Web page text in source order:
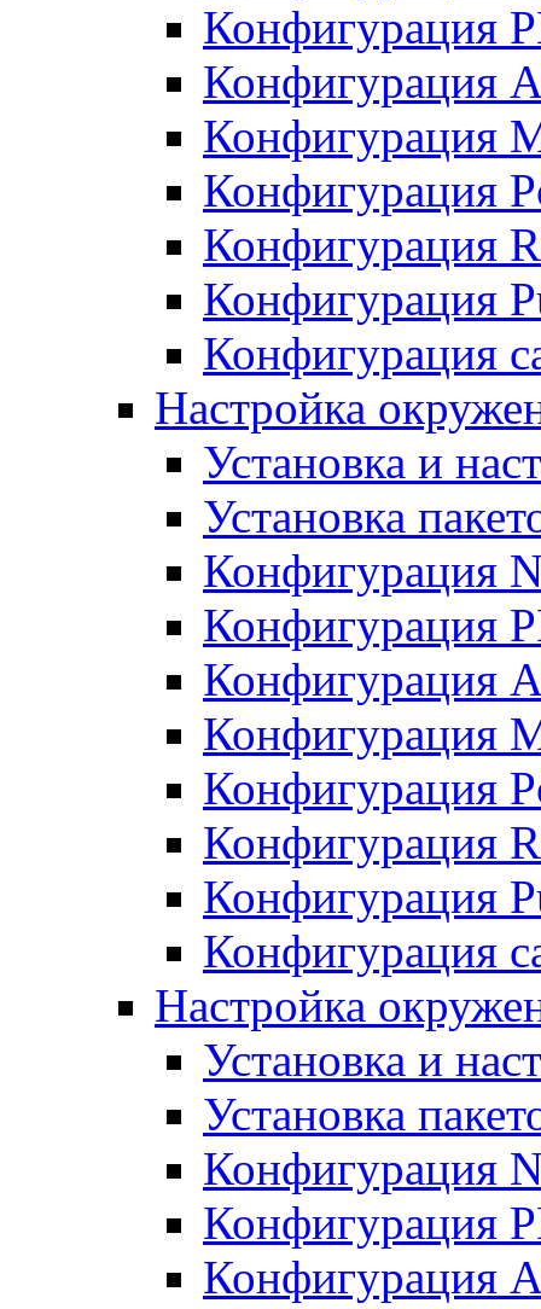
Конфигурация
Конфигурация
Конфигурация
Конфигурация
Конфигурация
Конфигурация
Конфигурация
Настройка
Установка и
Установка
Конфигурация
Конфигурация
Конфигурация
Конфигурация
Конфигурация
Конфигурация
Конфигурация
Конфигурация
Настройка
Установка и
Установка
Конфигурация
Конфигурация
Конфигурация